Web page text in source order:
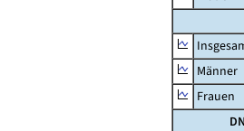
Männer
Frauen